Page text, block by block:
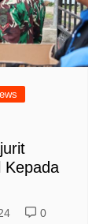
Kepada
0